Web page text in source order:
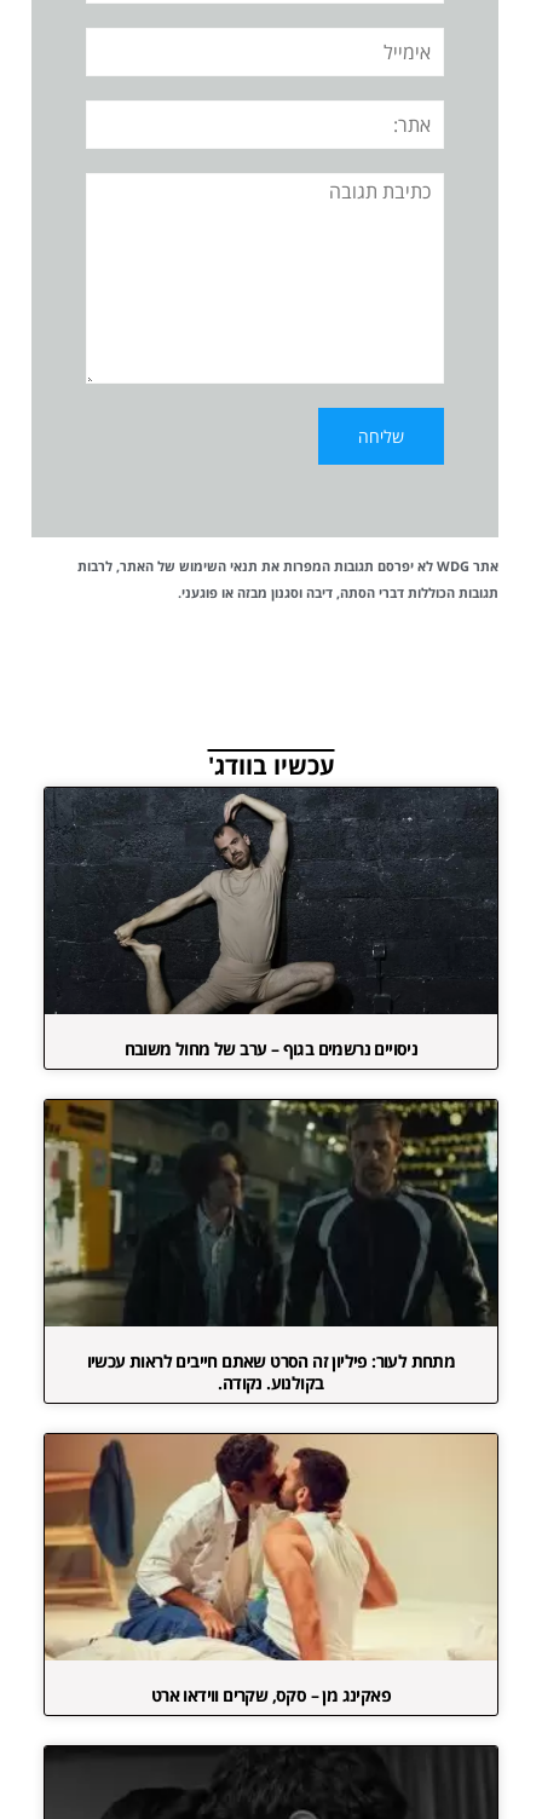
אימייל
אתר:
תגובה
אתר WDG לא יפרסם תגובות המפרות את תנאי השימוש של האתר, לרבות
תגובות הכוללות דברי הסתה, דיבה וסגנון מבזה או פוגעני.
עכשיו בוודג'
ניסויים נרשמים בגוף – ערב של מחול משובח
מתחת לעור: פיליון זה הסרט שאתם חייבים לראות עכשיו
בקולנוע. נקודה.
פאקינג מן – סקס, שקרים ווידאו ארט